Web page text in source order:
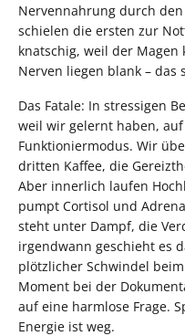
Nervennahrung durch
schielen die ersten zur
knatschig, weil der
Nerven liegen blank – das
Das Fatale: In stressigen
weil wir gelernt haben,
Funktioniermodus. Wir
dritten Kaffee, die
Aber innerlich laufen
pumpt Cortisol und
steht unter Dampf, die
irgendwann geschieht es
plötzlicher Schwindel
Moment bei der
auf eine harmlose Frage.
Energie ist weg.